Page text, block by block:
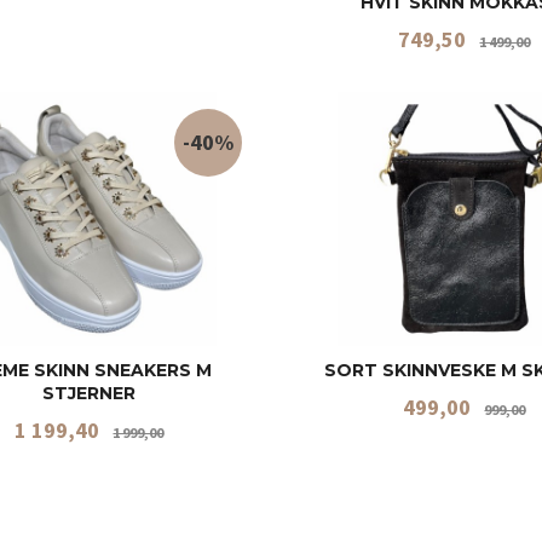
LES MER
Tilbud
749,50 1 499,00
LES MER
SKINN SNEAKERS M
STJERNER
Tilbud
1 199,40 1 999,00Rabatt
-40%
SORT SKINNVESKE M
Tilbud
499,00 999,00